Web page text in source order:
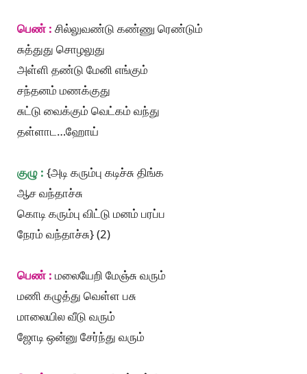
பெண் : சில்லுவண்டு கண்ணு ரெண்டும்
சுத்துது சொழலுது
அள்ளி தண்டு மேனி எங்கும்
சந்தனம் மணக்குது
சுட்டு வைக்கும் வெட்கம் வந்து
தள்ளாட…ஹோய்
குழு : {அடி கரும்பு கடிச்சு திங்க
ஆச வந்தாச்சு
கொடி கரும்பு விட்டு மனம் பரப்ப
நேரம் வந்தாச்சு} (2)
பெண் : மலையேறி மேஞ்சு வரும்
மணி கழுத்து வெள்ள பசு
மாலையில வீடு வரும்
ஜோடி ஒன்னு சேர்ந்து வரும்